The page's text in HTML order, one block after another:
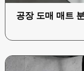
공장 도매 매트